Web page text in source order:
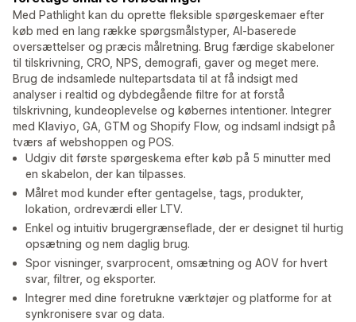
Med Pathlight kan du oprette fleksible spørgeskemaer efter
køb med en lang række spørgsmålstyper, AI-baserede
oversættelser og præcis målretning. Brug færdige skabeloner
til tilskrivning, CRO, NPS, demografi, gaver og meget mere.
Brug de indsamlede nultepartsdata til at få indsigt med
analyser i realtid og dybdegående filtre for at forstå
tilskrivning, kundeoplevelse og købernes intentioner. Integrer
med Klaviyo, GA, GTM og Shopify Flow, og indsaml indsigt på
tværs af webshoppen og POS.
Udgiv dit første spørgeskema efter køb på 5 minutter med
en skabelon, der kan tilpasses.
Målret mod kunder efter gentagelse, tags, produkter,
lokation, ordreværdi eller LTV.
Enkel og intuitiv brugergrænseflade, der er designet til hurtig
opsætning og nem daglig brug.
Spor visninger, svarprocent, omsætning og AOV for hvert
svar, filtrer, og eksporter.
Integrer med dine foretrukne værktøjer og platforme for at
synkronisere svar og data.